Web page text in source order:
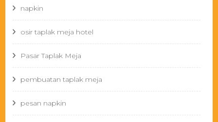
napkin
osir taplak meja hotel
Pasar Taplak Meja
pembuatan taplak meja
pesan napkin